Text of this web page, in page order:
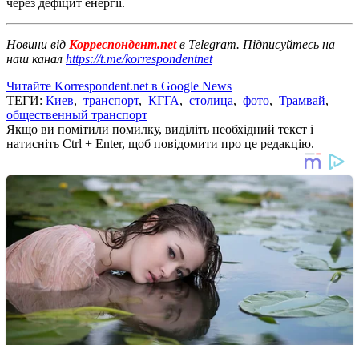
Новини від Корреспондент.netв Telegram. Підписуйтесь на
наш канал https://t.me/korrespondentnet
Читайте Korrespondent.net в Google News
ТЕГИ: Киев, транспорт, КГГА, столица, фото, Трамвай,
общественный транспорт
Якщо ви помітили помилку, виділіть необхідний текст і
натисніть Ctrl + Enter, щоб повідомити про це редакцію.